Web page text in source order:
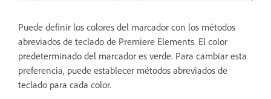
Puede definir los colores del marcador con los métodos
abreviados de teclado de Premiere Elements. El color
predeterminado del marcador es verde. Para cambiar esta
preferencia, puede establecer métodos abreviados de
teclado para cada color.